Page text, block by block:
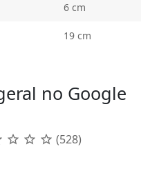
6 cm
19 cm
no Google
(528)